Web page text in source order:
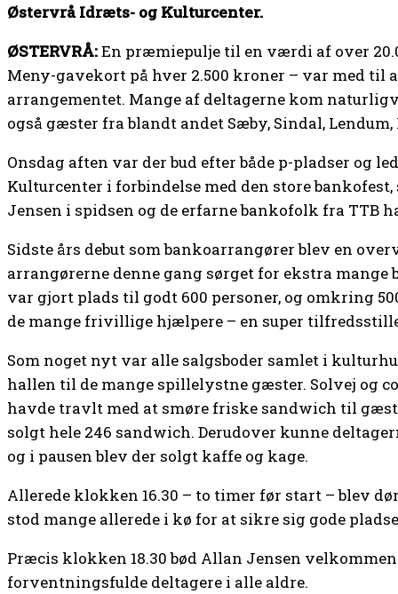
Østervrå Idræts- og Kulturcenter.
ØSTERVRÅ:En præmiepulje til en værdi af over
Meny-gavekort på hver 2.500 kroner – var med
arrangementet. Mange af deltagerne kom
også gæster fra blandt andet Sæby, Sindal,
Onsdag aften var der bud efter både p-pladser og
Kulturcenter i forbindelse med den store
Jensen i spidsen og de erfarne bankofolk fra TTB
Sidste års debut som bankoarrangører blev en
arrangørerne denne gang sørget for ekstra mange
var gjort plads til godt 600 personer, og omkring
de mange frivillige hjælpere – en super
Som noget nyt var alle salgsboder samlet i
hallen til de mange spillelystne gæster. Solvej og
havde travlt med at smøre friske sandwich til
solgt hele 246 sandwich. Derudover kunne
og i pausen blev der solgt kaffe og kage.
Allerede klokken 16.30 – to timer før start – blev
stod mange allerede i kø for at sikre sig gode
Præcis klokken 18.30 bød Allan Jensen
forventningsfulde deltagere i alle aldre.